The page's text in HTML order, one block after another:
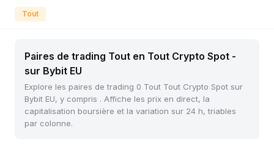
Tout
Paires de trading Tout en Tout Crypto Spot -
sur Bybit EU
Explore les paires de trading 0 Tout Tout Crypto Spot sur
Bybit EU, y compris . Affiche les prix en direct, la
capitalisation boursière et la variation sur 24 h, triables
par colonne.